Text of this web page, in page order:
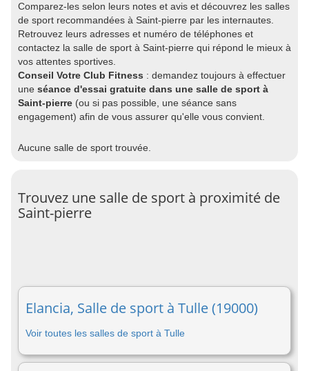
Comparez-les selon leurs notes et avis et découvrez les salles
de sport recommandées à Saint-pierre par les internautes.
Retrouvez leurs adresses et numéro de téléphones et
contactez la salle de sport à Saint-pierre qui répond le mieux à
vos attentes sportives.
Conseil Votre Club Fitness : demandez toujours à effectuer
une séance d'essai gratuite dans une salle de sport à
Saint-pierre (ou si pas possible, une séance sans
engagement) afin de vous assurer qu'elle vous convient.
Aucune salle de sport trouvée.
Trouvez une salle de sport à proximité de
Saint-pierre
Elancia, Salle de sport à Tulle (19000)
Voir toutes les salles de sport à Tulle